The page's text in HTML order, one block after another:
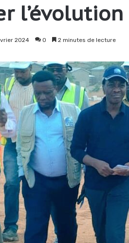
2024 0 2 minutes de lecture